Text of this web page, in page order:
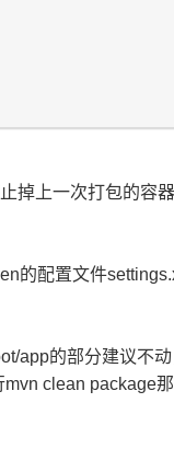
掉上一次打包的容
的配置文件
app的部分建议不
clean package那